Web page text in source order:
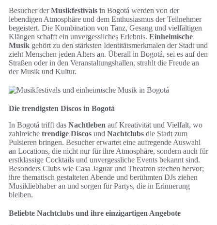
Besucher derMusikfestivals in Bogotá werden von der
lebendigen Atmosphäre und dem Enthusiasmus der Teilnehmer
begeistert. Die Kombination von Tanz, Gesang und vielfältigen
Klängen schafft ein unvergessliches Erlebnis. Einheimische
Musik gehört zu den stärksten Identitätsmerkmalen der Stadt und
zieht Menschen jeden Alters an. Überall in Bogotá, sei es auf den
Straßen oder in den Veranstaltungshallen, strahlt die Freude an
der Musik und Kultur.
Die trendigsten Discos in Bogotá
In Bogotá trifft das Nachtleben auf Kreativität und Vielfalt, wo
zahlreiche trendige Discos und Nachtclubs die Stadt zum
Pulsieren bringen. Besucher erwartet eine aufregende Auswahl
an Locations, die nicht nur für ihre Atmosphäre, sondern auch für
erstklassige Cocktails und unvergessliche Events bekannt sind.
Besonders Clubs wie Casa Jaguar und Theatron stechen hervor;
ihre thematisch gestalteten Abende und berühmten DJs ziehen
Musikliebhaber an und sorgen für Partys, die in Erinnerung
bleiben.
Beliebte Nachtclubs und ihre einzigartigen Angebote